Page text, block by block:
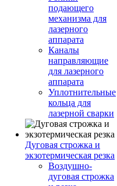
подающего
механизма для
лазерного
аппарата
Каналы
направляющие
для лазерного
аппарата
Уплотнительные
кольца для
лазерной сварки
Дуговая строжка и
экзотермическая резка
Воздушно-
дуговая строжка